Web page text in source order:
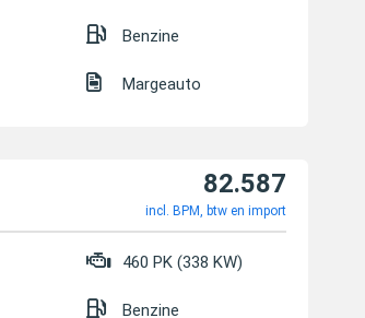
Benzine
Margeauto
82.587
incl. BPM, btw en import
460 PK (338 KW)
Benzine